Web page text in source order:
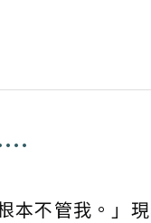
本不管我。」